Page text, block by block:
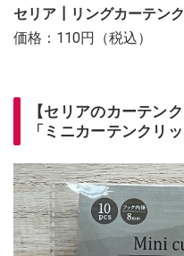
セリア┃リングカーテン
価格：110円（税込）
【セリアのカーテン
「ミニカーテンクリッ